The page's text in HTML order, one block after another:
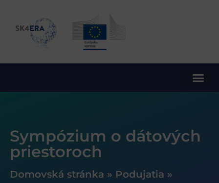
Sympózium o dátových
priestoroch
Domovská stránka » Podujatia »